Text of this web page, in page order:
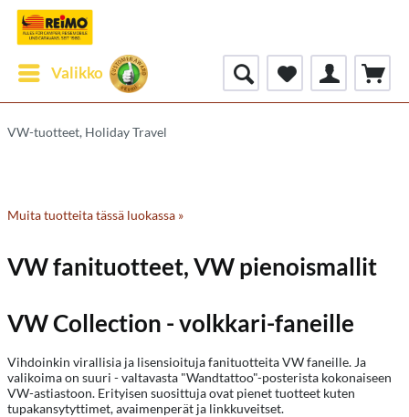
Valikko
VW-tuotteet, Holiday Travel
Muita tuotteita tässä luokassa »
VW fanituotteet, VW pienoismallit
VW Collection - volkkari-faneille
Vihdoinkin virallisia ja lisensioituja fanituotteita VW faneille. Ja
valikoima on suuri - valtavasta "Wandtattoo"-posterista kokonaiseen
VW-astiastoon. Erityisen suosittuja ovat pienet tuotteet kuten
tupakansytyttimet, avaimenperät ja linkkuveitset.